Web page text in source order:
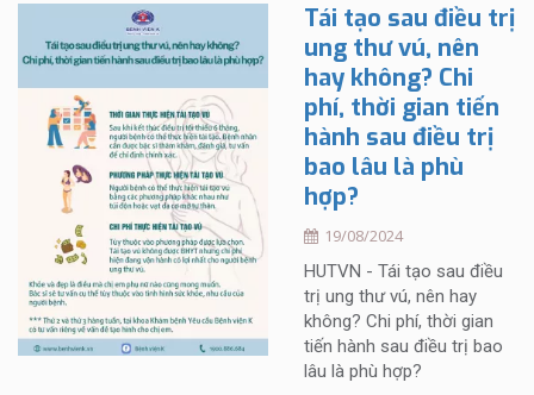
Tái tạo sau điều trị
ung thư vú, nên
hay không? Chi
phí, thời gian tiến
hành sau điều trị
bao lâu là phù
hợp?
19/08/2024
HUTVN - Tái tạo sau điều
trị ung thư vú, nên hay
không? Chi phí, thời gian
tiến hành sau điều trị bao
lâu là phù hợp?